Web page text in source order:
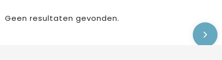
Geen resultaten gevonden.